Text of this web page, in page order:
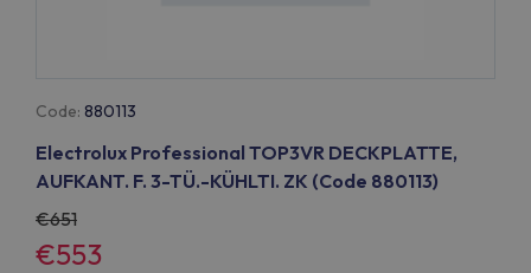
Code: 880113
Electrolux Professional TOP3VR DECKPLATTE,
AUFKANT. F. 3-TÜ.-KÜHLTI. ZK (Code 880113)
651
€553